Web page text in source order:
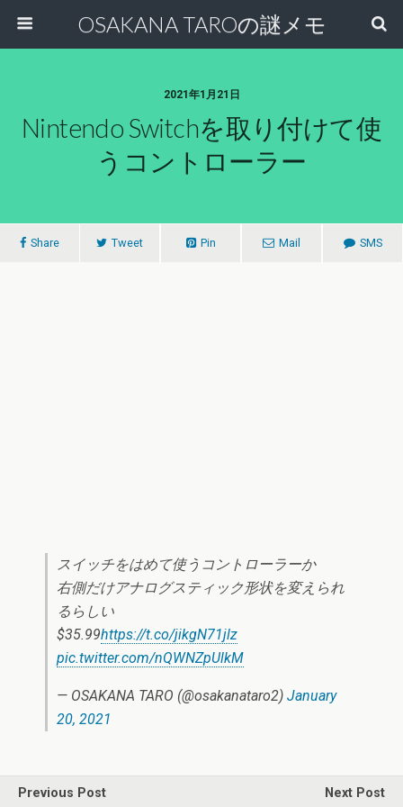
OSAKANA TAROの謎メモ
2021年1月21日
Nintendo Switchを取り付けて使
うコントローラー
Share Tweet Pin Mail SMS
スイッチをはめて使うコントローラーか
右側だけアナログスティック形状を変えられ
るらしい
$35.99https://t.co/jikgN71jlz
pic.twitter.com/nQWNZpUlkM
— OSAKANA TARO (@osakanataro2) January
20, 2021
Previous Post Next Post